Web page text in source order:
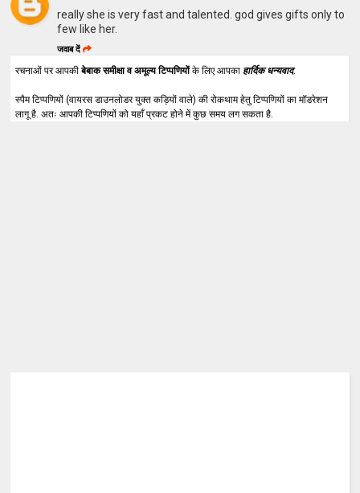
really she is very fast and talented. god gives gifts only to
few like her.
जवाब दें
रचनाओं पर आपकीबेबाक समीक्षा व अमूल्य टिप्पणियोंके लिए आपका हार्दिक धन्यवाद.
स्पैम टिप्पणियों (वायरस डाउनलोडर युक्त कड़ियों वाले) की रोकथाम हेतु टिप्पणियों का मॉडरेशन
लागू है. अतः आपकी टिप्पणियों को यहाँ प्रकट होने में कुछ समय लग सकता है.